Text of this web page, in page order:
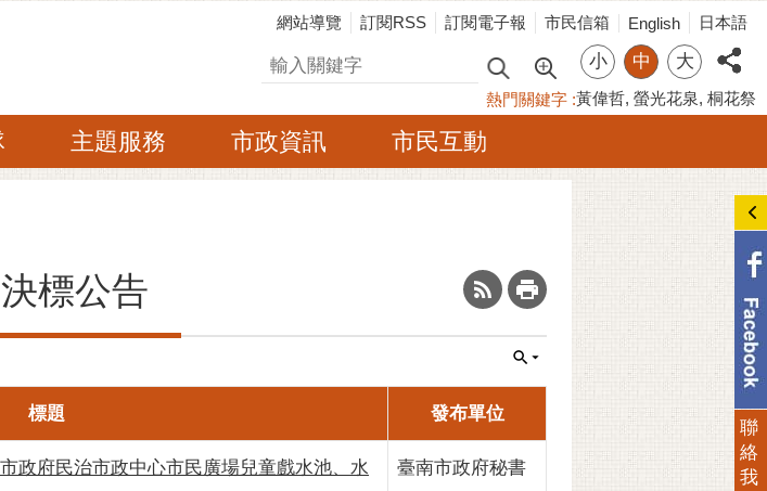
網站導覽 訂閱RSS 訂閱電子報 市民信箱 English 日本語
搜尋 小 中 大
熱門關鍵字 黃偉哲 螢光花泉 桐花祭
主題服務 市政資訊 市民互動
標公告 _
標題 發布單位
政府民治市政中心市民廣場兒童戲水池、水
臺南市政府秘書
聯
絡
我